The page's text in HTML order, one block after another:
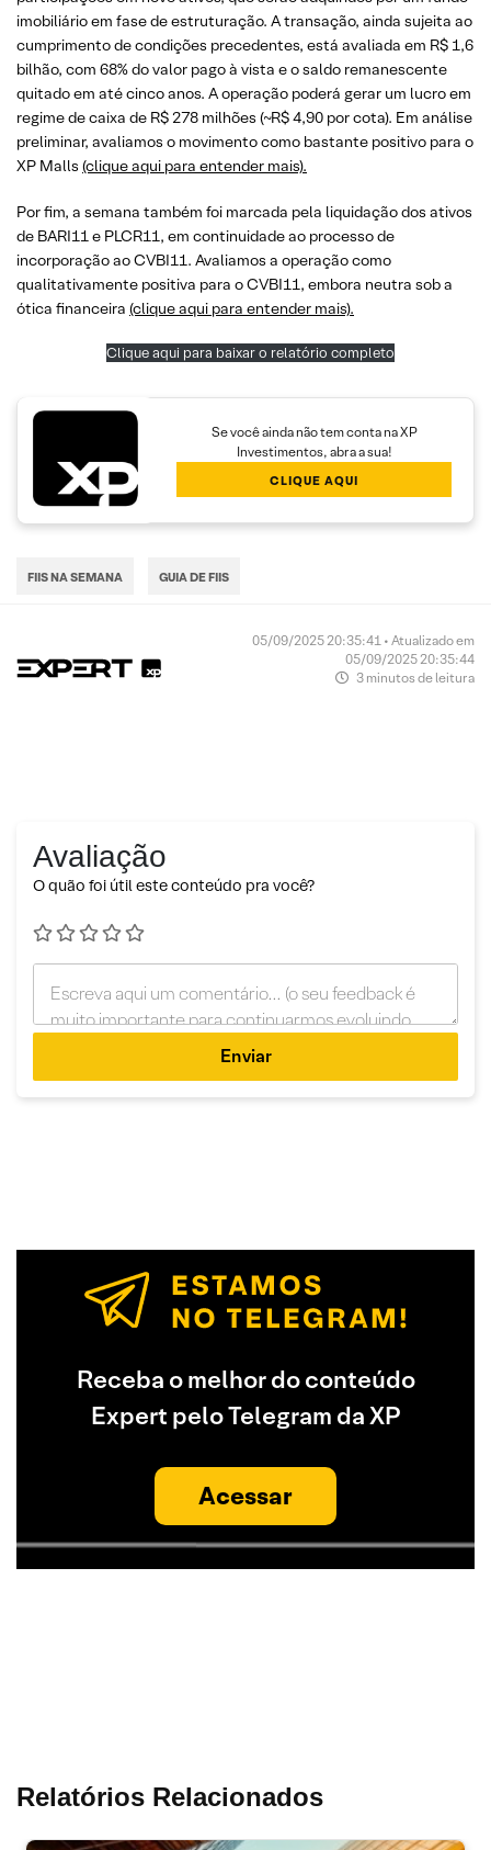
imobiliário em fase de estruturação. A transação, ainda sujeita ao
cumprimento de condições precedentes, está avaliada em R$ 1,6
bilhão, com 68% do valor pago à vista e o saldo remanescente
quitado em até cinco anos. A operação poderá gerar um lucro em
regime de caixa de R$ 278 milhões (~R$ 4,90 por cota). Em análise
preliminar, avaliamos o movimento como bastante positivo para o
XP Malls (clique aqui para entender mais).
Por fim, a semana também foi marcada pela liquidação dos ativos
de BARI11 e PLCR11, em continuidade ao processo de
incorporação ao CVBI11. Avaliamos a operação como
qualitativamente positiva para o CVBI11, embora neutra sob a
ótica financeira (clique aqui para entender mais).
Clique aqui para baixar o relatório completo
Se você ainda não tem conta na XP
Investimentos, abra a sua!
CLIQUE AQUI
FIIS NA SEMANA GUIA DE FIIS
05/09/2025 20:35:41 • Atualizado em
05/09/2025 20:35:44
3 minutos de leitura
Avaliação
O quão foi útil este conteúdo pra você?
Enviar
Receba o melhor do conteúdo
Expert pelo Telegram da XP
Acessar
Relatórios Relacionados